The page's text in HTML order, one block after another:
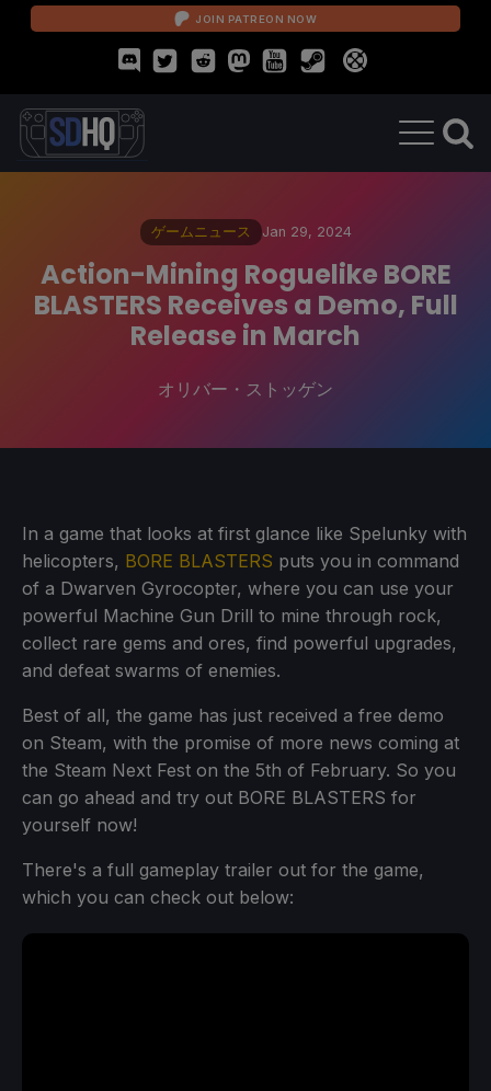
JOIN PATREON NOW
ゲームニュース Jan 29, 2024
Action-Mining Roguelike BORE
BLASTERS Receives a Demo, Full
Release in March
オリバー・ストッゲン
In a game that looks at first glance like Spelunky with
helicopters, BORE BLASTERS puts you in command
of a Dwarven Gyrocopter, where you can use your
powerful Machine Gun Drill to mine through rock,
collect rare gems and ores, find powerful upgrades,
and defeat swarms of enemies.
Best of all, the game has just received a free demo
on Steam, with the promise of more news coming at
the Steam Next Fest on the 5th of February. So you
can go ahead and try out BORE BLASTERS for
yourself now!
There's a full gameplay trailer out for the game,
which you can check out below: